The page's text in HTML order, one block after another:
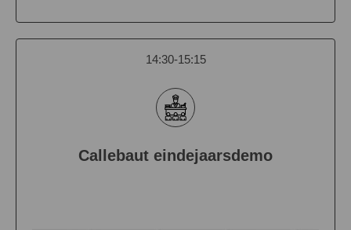
14:30-15:15
Callebaut eindejaarsdemo